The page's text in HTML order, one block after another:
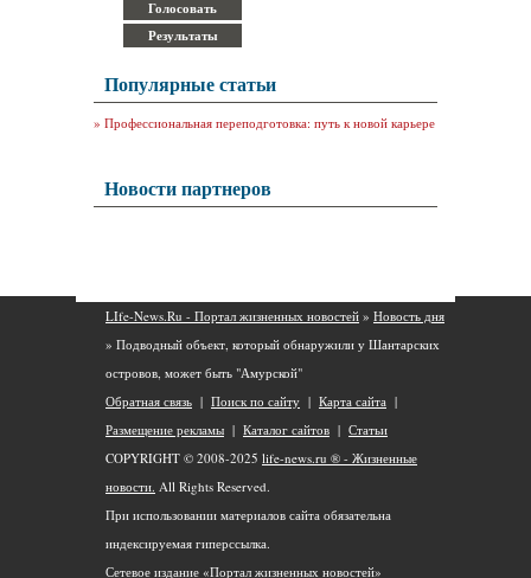
Популярные статьи
» Профессиональная переподготовка: путь к новой карьере
Новости партнеров
LIfe-News.Ru - Портал жизненных новостей » Новость дня
» Подводный объект, который обнаружили у Шантарских
островов, может быть "Амурской"
Обратная связь | Поиск по сайту | Карта сайта |
Размещение рекламы | Каталог сайтов | Статьи
COPYRIGHT © 2008-2025 life-news.ru ® - Жизненные
новости. All Rights Reserved.
При использовании материалов сайта обязательна
индексируемая гиперссылка.
Сетевое издание «Портал жизненных новостей»